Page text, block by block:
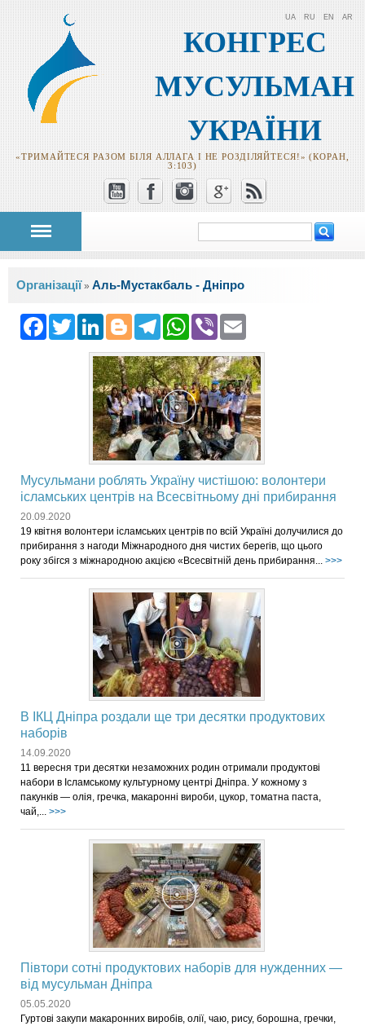
КОНГРЕС
МУСУЛЬМАН
УКРАЇНИ
«ТРИМАЙТЕСЯ РАЗОМ БІЛЯ АЛЛАГА І НЕ РОЗДІЛЯЙТЕСЯ!» (КОРАН,
3:103)
UA RU EN AR
Пошукова
Ви є тут
Організації » Аль-Мустакбаль - Дніпро
Facebook
Twitter
LinkedIn
Blogger
Telegram
WhatsApp
Viber
Мусульмани роблять Україну чистішою: волонтери
ісламських центрів на Всесвітньому дні прибирання
20.09.2020
19 квітня волонтери ісламських центрів по всій Україні долучилися до
прибирання з нагоди Міжнародного дня чистих берегів, що цього
року збігся з міжнародною акцією «Всесвітній день прибирання... >>>
В ІКЦ Дніпра роздали ще три десятки продуктових
наборів
14.09.2020
11 вересня три десятки незаможних родин отримали продуктові
набори в Ісламському культурному центрі Дніпра. У кожному з
пакунків — олія, гречка, макаронні вироби, цукор, томатна паста,
чай,... >>>
Півтори сотні продуктових наборів для нужденних —
від мусульман Дніпра
05.05.2020
Гуртові закупи макаронних виробів, олії, чаю, рису, борошна, гречки,